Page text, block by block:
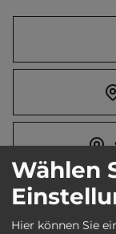
Wählen
Hier können Sie